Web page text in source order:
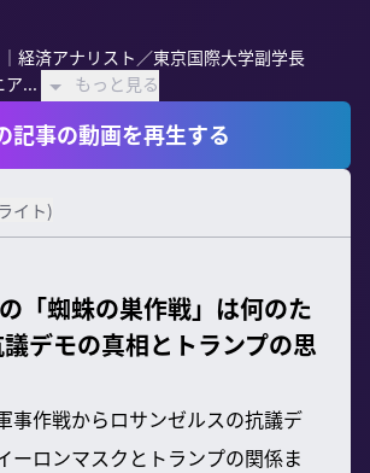
経済アナリスト／東京国際大学副学長
ア...
もっと見る
記事の動画を再生する
ライト)
「蜘蛛の巣作戦」は何のた
デモの真相とトランプの思
事作戦からロサンゼルスの抗議デ
ーロンマスクとトランプの関係ま